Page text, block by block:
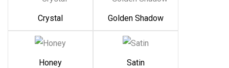
Crystal Golden Shadow
Honey Satin